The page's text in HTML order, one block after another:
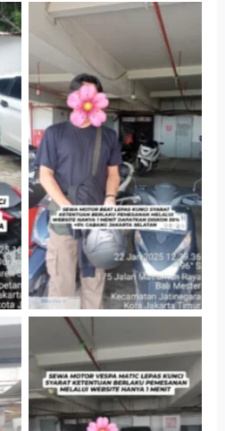
Cityplaza
Jatinegara Gedung
Parkir P6A